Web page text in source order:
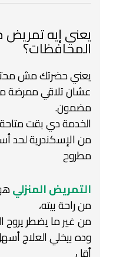
يعني إيه
المحافظات؟
يعني حضرتك مش
عشان تلاقي ممرضة
مضمون.
الخدمة دي بقت
من الإسكندرية لحد
مطروح
التمريض المنزلي
من راحة بيته،
من غير ما يضطر
وده بيخلي العلاج